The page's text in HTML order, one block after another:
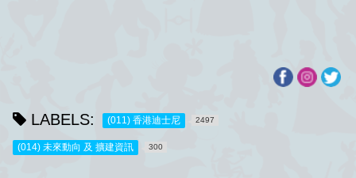
LABELS: (011) 香港迪士尼 2497
(014) 未來動向 及 擴建資訊 300